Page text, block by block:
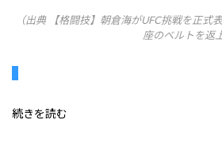
（出典 【格闘技】朝倉海がUFC挑戦を正
座のベルトを返
続きを読む